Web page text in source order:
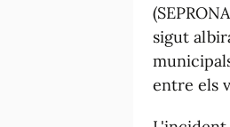
sigut
entre els